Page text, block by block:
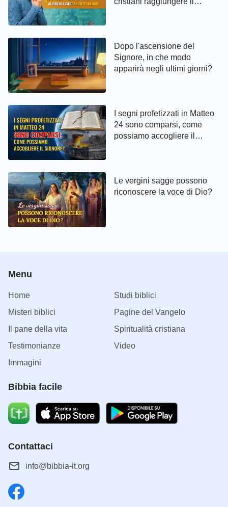
Dopo l'ascensione del
Signore, in che modo
apparirà negli ultimi giorni?
I segni profetizzati in Matteo
24 sono comparsi, come
possiamo accogliere il
Le vergini sagge possono
riconoscere la voce di Dio?
Menu
Home
Studi biblici
Misteri biblici
Pagine del Vangelo
Il pane della vita
Spiritualità cristiana
Testimonianze
Video
Immagini
Bibbia facile
Contattaci
info@bibbia-it.org